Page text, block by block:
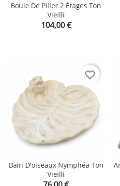
Boule De Pilier 2 Étages Ton
Vieilli
Prix
104,00 €
Bain D'oiseaux Nymphéa Ton
Vieilli
favorite_border